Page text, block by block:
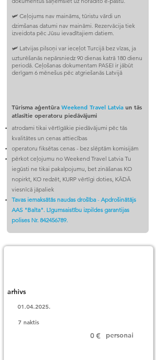
🛩 Ceļojums nav maināms, tūristu vārdi un
dzimšanas datumi nav maināmi. Rezervācija tiek
izveidota pēc Jūsu ievadītajiem datiem.
🛩 Latvijas pilsoņi var ieceļot Turcijā bez vīzas, ja
uzturēšanās nepārsniedz 90 dienas katrā 180 dienu
periodā. Ceļošanas dokumentam PASEI ir jābūt
derīgam 6 mēnešus pēc atgriešanās Latvijā
Tūrisma aģentūra Weekend Travel Latvia un tās
atlasītie operatoru piedāvājumi
atrodami tikai vērtīgākie piedāvājumi pēc tās
kvalitātes un cenas attiecības
operatoru fiksētas cenas - bez slēptām komisijām
pērkot ceļojumu no Weekend Travel Latvia Tu
iegūsti ne tikai pakalpojumu, bet zināšanas KO
nopirkt, KO redzēt, KURP vērtīgi doties, KĀDĀ
viesnīcā jāpaliek
Tavas iemaksātās naudas drošība - Apdrošinātājs
AAS "Balta". Līgumsaistību izpildes garantijas
polises Nr. 842456789.
arhivs
01.04.2025.
7 naktis
0 € personai